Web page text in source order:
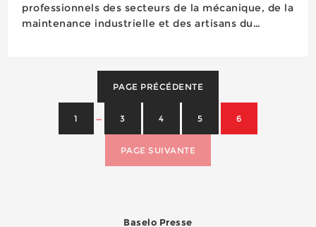
professionnels des secteurs de la mécanique, de la
maintenance industrielle et des artisans du
régulière, les gamm...
PAGE PRÉCÉDENTE
1 … 3 4 5 6
PAGE SUIVANTE
Baselo Presse